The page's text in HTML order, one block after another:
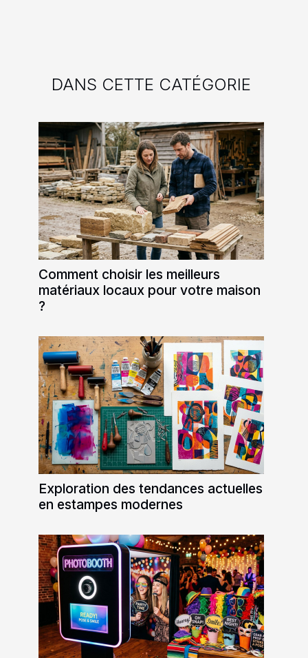
DANS CETTE CATÉGORIE
Comment choisir les meilleurs
matériaux locaux pour votre maison
?
Exploration des tendances actuelles
en estampes modernes